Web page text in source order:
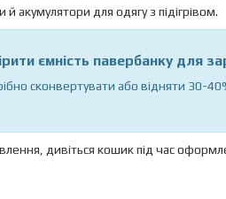
акумулятори для одягу з підігрівом.
ємність павербанку для
сконвертувати або відняти 30-
дивіться кошик під час